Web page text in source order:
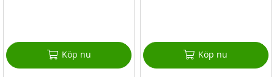
Köp nu Köp nu